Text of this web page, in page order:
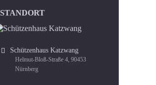
STANDORT
Schützenhaus Katzwang
Helmut-Bloß-Straße 4, 90453
Nürnberg